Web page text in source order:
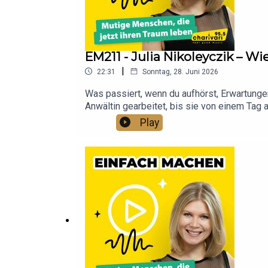
EM211 - Julia Nikoleyczik –
22:31 | Sonntag, 28. Juni 2026
Was passiert, wenn du aufhörst,
Anwältin gearbeitet, bis sie von einem Tag
Häuser ein sondern entwirft eigene Möbel
Momenten des Zweifelns und
Veränderung herbeizuführen ✨ und
ihnen steckt – die sich nach einem
Play